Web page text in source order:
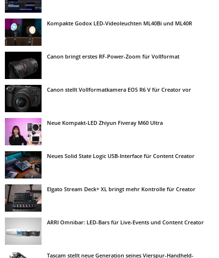
Kompakte Godox LED-Videoleuchten ML40Bi und ML40R
Canon bringt erstes RF-Power-Zoom für Vollformat
Canon stellt Vollformatkamera EOS R6 V für Creator vor
Neue Kompakt-LED Zhiyun Fiveray M60 Ultra
Neues Solid State Logic USB-Interface für Content Creator
Elgato Stream Deck+ XL bringt mehr Kontrolle für Creator
ARRI Omnibar: LED-Bars für Live-Events und Content Creator
Tascam stellt neue Generation seines Vierspur-Handheld-